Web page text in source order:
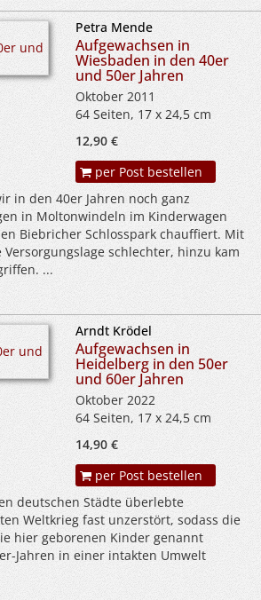
Petra Mende
Aufgewachsen in
Wiesbaden in den 40er
und 50er Jahren
Oktober 2011
64 Seiten, 17 x 24,5 cm
12,90 €
per Post bestellen
in den 40er Jahren noch ganz
in Moltonwindeln im Kinderwagen
Biebricher Schlosspark chauffiert. Mit
schlechter, hinzu kam
...
Arndt Krödel
Aufgewachsen in
Heidelberg in den 50er
und 60er Jahren
Oktober 2022
64 Seiten, 17 x 24,5 cm
14,90 €
per Post bestellen
deutschen Städte überlebte
Weltkrieg fast unzerstört, sodass die
hier geborenen Kinder genannt
Jahren in einer intakten Umwelt